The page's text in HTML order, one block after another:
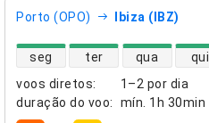
Porto (OPO) Ibiza (IBZ)
voos diretos:
1–2 por dia
duração do voo: mín. 1h 30min
disponibilidade de voos diretos
seg ter qua qui